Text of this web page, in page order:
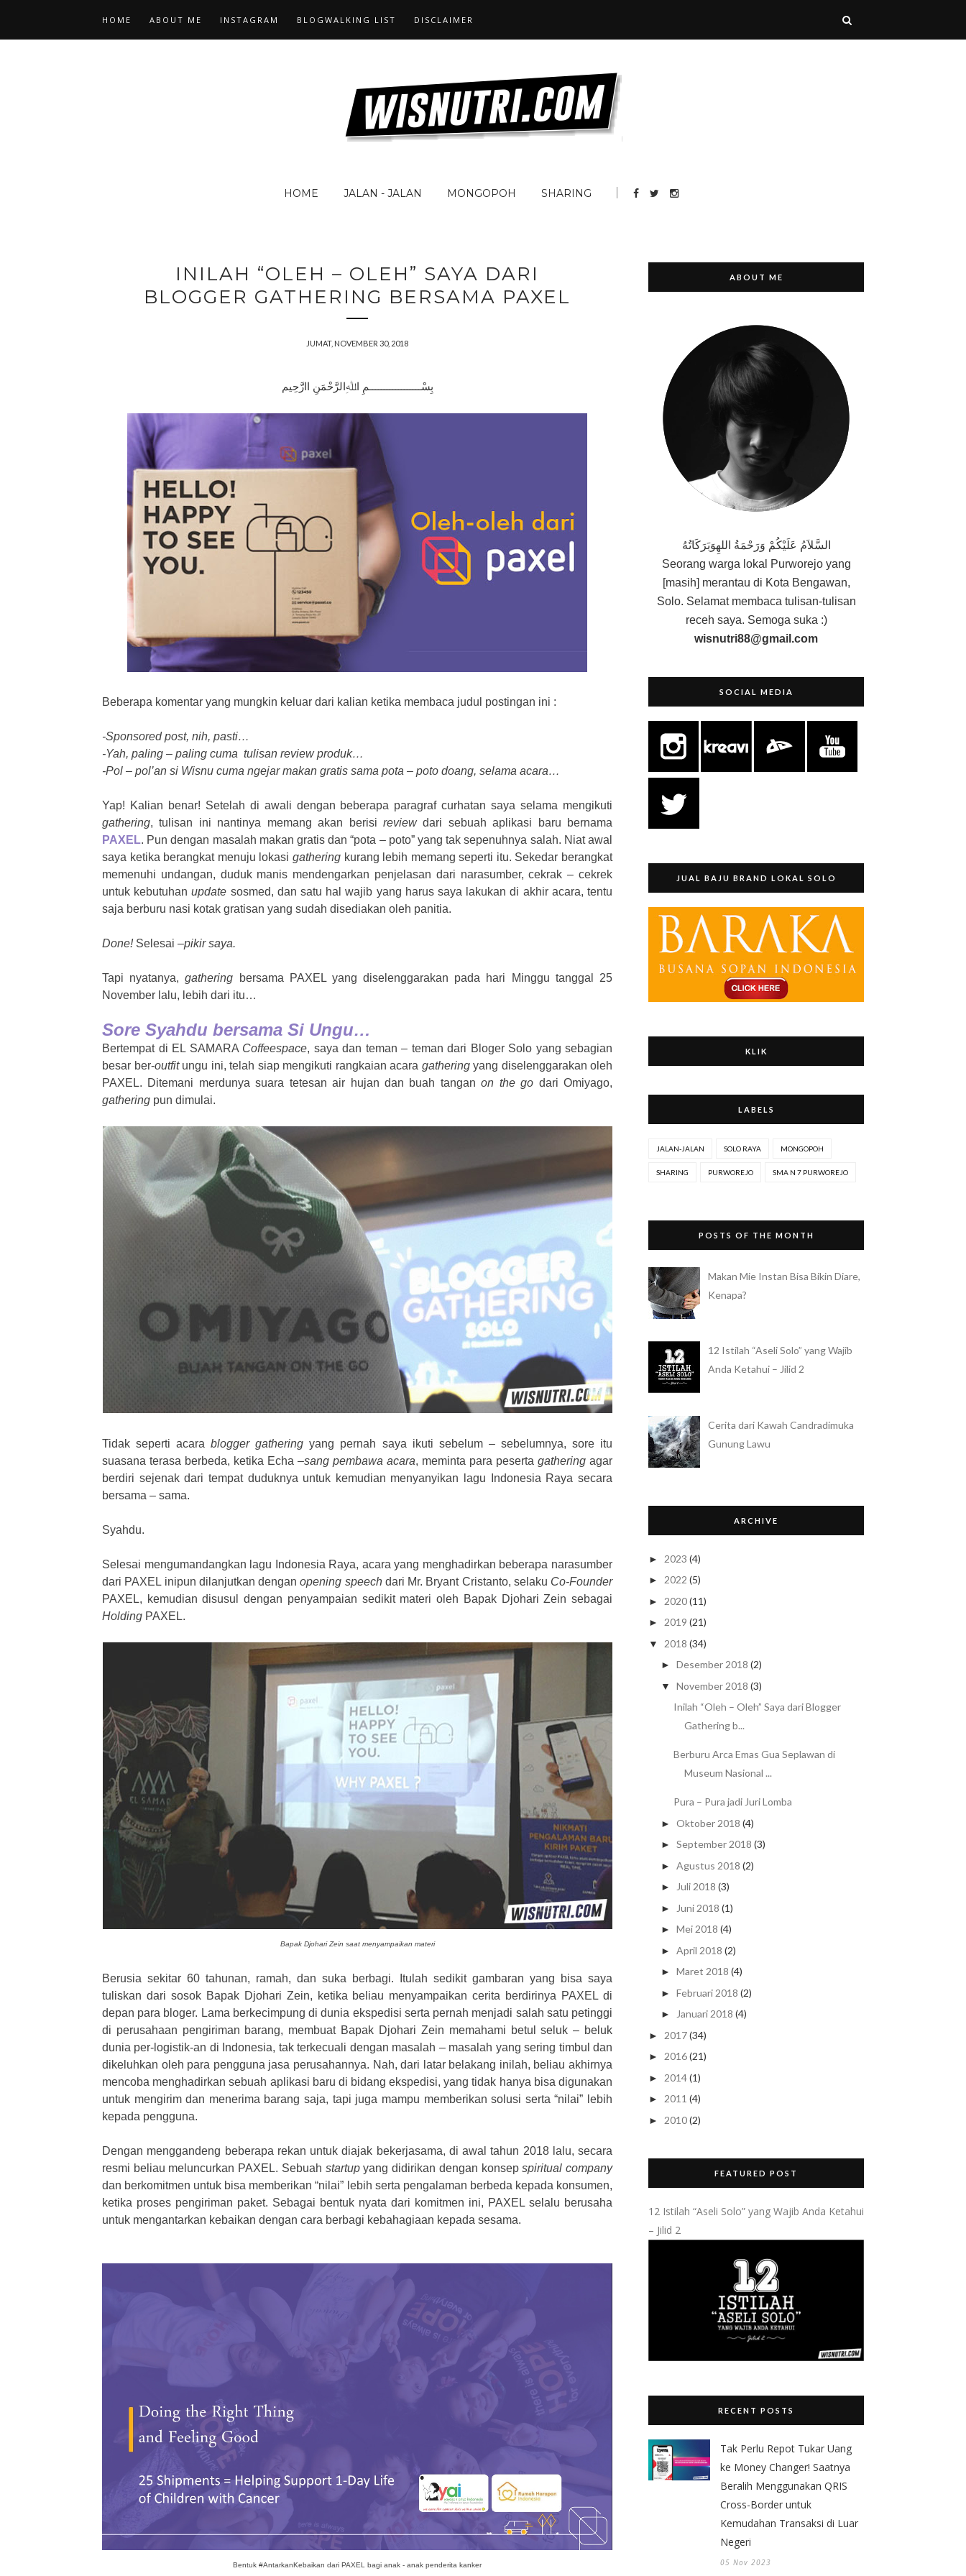
HOME ABOUT ME INSTAGRAM BLOGWALKING LIST DISCLAIMER
HOME JALAN - JALAN MONGOPOH SHARING
INILAH “OLEH – OLEH” SAYA DARI
BLOGGER GATHERING BERSAMA PAXEL
JUMAT, NOVEMBER 30, 2018
بِسْــــــــــــــــــمِ اﷲِالرَّحْمَنِ اارَّحِيم
Beberapa komentar yang mungkin keluar dari kalian ketika membaca judul postingan ini :
-Sponsored post, nih, pasti…
-Yah, paling – paling cuma tulisan review produk…
-Pol – pol’an si Wisnu cuma ngejar makan gratis sama pota – poto doang, selama acara…
Yap! Kalian benar! Setelah di awali dengan beberapa paragraf curhatan saya selama mengikuti
gathering, tulisan ini nantinya memang akan berisi reviewdari sebuah aplikasi baru bernama
PAXEL. Pun dengan masalah makan gratis dan “pota – poto” yang tak sepenuhnya salah. Niat awal
saya ketika berangkat menuju lokasi gatheringkurang lebih memang seperti itu. Sekedar berangkat
memenuhi undangan, duduk manis mendengarkan penjelasan dari narasumber, cekrak – cekrek
untuk kebutuhanupdate sosmed, dan satu hal wajib yang harus saya lakukan di akhir acara, tentu
saja berburu nasi kotak gratisan yang sudah disediakan oleh panitia.
Done!Selesai –pikir saya.
Tapi nyatanya,gathering bersama PAXEL yang diselenggarakan pada hari Minggu tanggal 25
November lalu, lebih dari itu…
Sore Syahdu bersama Si Ungu…
Bertempat di EL SAMARA Coffeespace, saya dan teman – teman dari Bloger Solo yang sebagian
besar ber-outfitungu ini, telah siap mengikuti rangkaian acara gatheringyang diselenggarakan oleh
PAXEL. Ditemani merdunya suara tetesan air hujan dan buah tanganon the go dari Omiyago,
gathering pun dimulai.
Tidak seperti acarablogger gatheringyang pernah saya ikuti sebelum – sebelumnya, sore itu
suasana terasa berbeda, ketika Echa –sang pembawa acara, meminta para peserta gathering agar
berdiri sejenak dari tempat duduknya untuk kemudian menyanyikan lagu Indonesia Raya secara
bersama – sama.
Syahdu.
Selesai mengumandangkan lagu Indonesia Raya, acara yang menghadirkan beberapa narasumber
dari PAXEL inipun dilanjutkan denganopening speechdari Mr. Bryant Cristanto, selaku Co-Founder
PAXEL, kemudian disusul dengan penyampaian sedikit materi oleh Bapak Djohari Zein sebagai
Holding PAXEL.
Bapak Djohari Zein saat menyampaikan materi
Berusia sekitar 60 tahunan, ramah, dan suka berbagi. Itulah sedikit gambaran yang bisa saya
tuliskan dari sosok Bapak Djohari Zein, ketika beliau menyampaikan cerita berdirinya PAXEL di
depan para bloger. Lama berkecimpung di dunia ekspedisi serta pernah menjadi salah satu petinggi
di perusahaan pengiriman barang, membuat Bapak Djohari Zein memahami betul seluk – beluk
dunia per-logistik-an di Indonesia, tak terkecuali dengan masalah – masalah yang sering timbul dan
dikeluhkan oleh para pengguna jasa perusahannya. Nah, dari latar belakang inilah, beliau akhirnya
mencoba menghadirkan sebuah aplikasi baru di bidang ekspedisi, yang tidak hanya bisa digunakan
untuk mengirim dan menerima barang saja, tapi juga mampu memberikan solusi serta “nilai” lebih
kepada pengguna.
Dengan menggandeng beberapa rekan untuk diajak bekerjasama, di awal tahun 2018 lalu, secara
resmi beliau meluncurkan PAXEL. Sebuah startupyang didirikan dengan konsepspiritual company
dan berkomitmen untuk bisa memberikan “nilai” lebih serta pengalaman berbeda kepada konsumen,
ketika proses pengiriman paket. Sebagai bentuk nyata dari komitmen ini, PAXEL selalu berusaha
untuk mengantarkan kebaikan dengan cara berbagi kebahagiaan kepada sesama.
Bentuk #AntarkanKebaikan dari PAXEL bagi anak - anak penderita kanker
ABOUT ME
السَّلاَمُ عَلَيْكُمْ وَرَحْمَةُ اللهِوَبَرَكَاتُهُ
Seorang warga lokal Purworejo yang
[masih] merantau di Kota Bengawan,
Solo. Selamat membaca tulisan-tulisan
receh saya. Semoga suka :)
wisnutri88@gmail.com
SOCIAL MEDIA
JUAL BAJU BRAND LOKAL SOLO
KLIK
LABELS
JALAN-JALAN SOLO RAYA MONGOPOH
SHARING PURWOREJO SMA N 7 PURWOREJO
POSTS OF THE MONTH
Makan Mie Instan Bisa Bikin Diare,
Kenapa?
12 Istilah “Aseli Solo” yang Wajib
Anda Ketahui – Jilid 2
Cerita dari Kawah Candradimuka
Gunung Lawu
ARCHIVE
► 2023 (4)
► 2022 (5)
► 2020(11)
► 2019 (21)
▼ 2018 (34)
► Desember 2018 (2)
▼ November 2018 (3)
Inilah “Oleh – Oleh” Saya dari Blogger
Gathering b...
Berburu Arca Emas Gua Seplawan di
Museum Nasional ...
Pura – Pura jadi Juri Lomba
► Oktober 2018 (4)
► September 2018 (3)
► Agustus 2018 (2)
► Juli 2018 (3)
► Juni 2018 (1)
► Mei 2018 (4)
► April 2018 (2)
► Maret 2018 (4)
► Februari 2018 (2)
► Januari 2018 (4)
► 2017(34)
► 2016(21)
► 2014(1)
► 2011 (4)
► 2010(2)
FEATURED POST
12 Istilah “Aseli Solo” yang Wajib Anda Ketahui
– Jilid 2
RECENT POSTS
Tak Perlu Repot Tukar Uang
ke Money Changer! Saatnya
Beralih Menggunakan QRIS
Cross-Border untuk
Kemudahan Transaksi di Luar
Negeri
05 Nov 2023